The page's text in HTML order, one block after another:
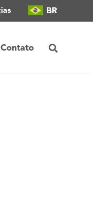
BR
Contato